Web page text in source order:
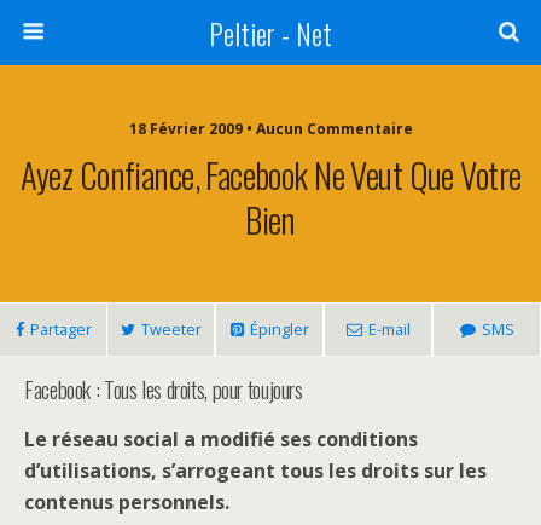
Peltier - Net
18 Février 2009 • Aucun Commentaire
Ayez Confiance, Facebook Ne Veut Que Votre
Bien
Partager Tweeter Épingler E-mail SMS
Facebook : Tous les droits, pour toujours
Le réseau social a modifié ses conditions
d’utilisations, s’arrogeant tous les droits sur les
contenus personnels.